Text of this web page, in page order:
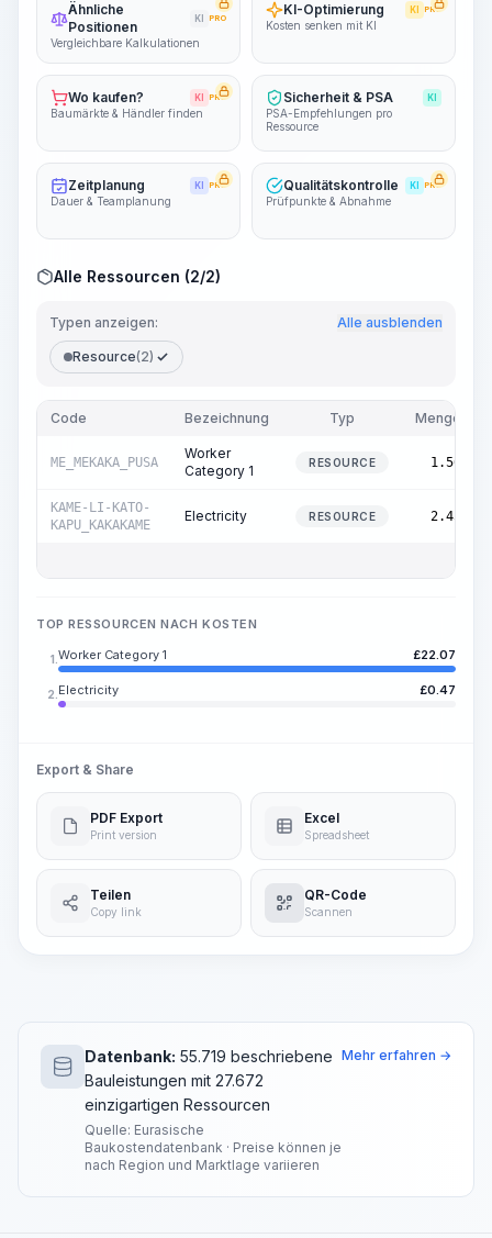
Ähnliche
Positionen
KI PRO
Vergleichbare Kalkulationen
KI-Optimierung KI PRO
Kosten senken mit KI
Wo kaufen? KI PRO
Baumärkte & Händler finden
Sicherheit & PSA KI
PSA-Empfehlungen pro
Ressource
Zeitplanung KI PRO
Dauer & Teamplanung
Qualitätskontrolle KI PRO
Prüfpunkte & Abnahme
Alle Ressourcen (2/2)
Typen anzeigen: Alle ausblenden
Resource(2)
Code Bezeichnung Typ Menge
ME_MEKAKA_PUSA
Worker
Category 1
RESOURCE 1.56
KAME-LI-KATO-
KAPU_KAKAKAME
Electricity RESOURCE 2.45
TOP RESSOURCEN NACH KOSTEN
1. Worker Category 1 £22.07
2. Electricity £0.47
Export & Share
PDF Export
Print version
Excel
Spreadsheet
Teilen
Copy link
QR-Code
Scannen
Datenbank: 55.719 beschriebene
Bauleistungen mit 27.672
einzigartigen Ressourcen
Quelle: Eurasische
Baukostendatenbank · Preise können je
nach Region und Marktlage variieren
Mehr erfahren →